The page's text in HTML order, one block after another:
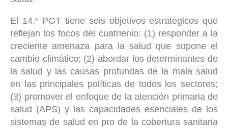
El 14.º PGT tiene seis objetivos estratégicos que
reflejan los focos del cuatrienio: (1) responder a la
creciente amenaza para la salud que supone el
cambio climático; (2) abordar los determinantes de
la salud y las causas profundas de la mala salud
en las principales políticas de todos los sectores;
(3) promover el enfoque de la atención primaria de
salud (APS) y las capacidades esenciales de los
sistemas de salud en pro de la cobertura sanitaria